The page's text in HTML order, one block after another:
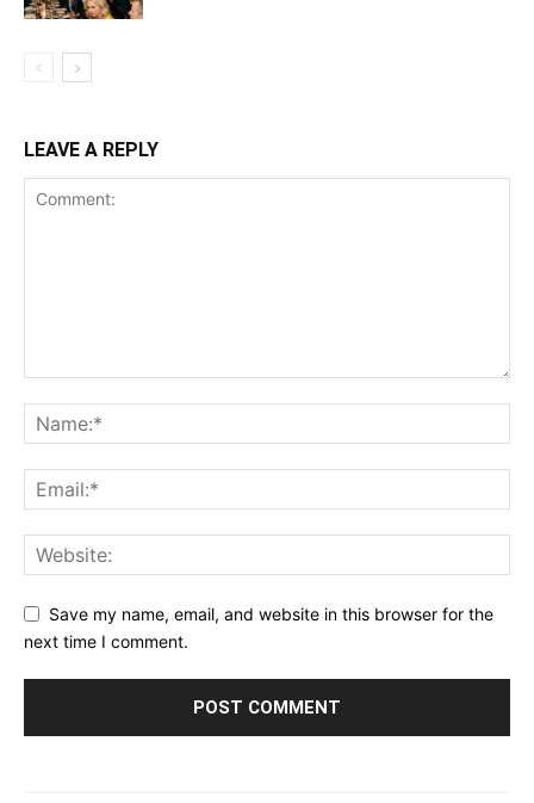
LEAVE A REPLY
Save my name, email, and website in this browser for the
next time I comment.